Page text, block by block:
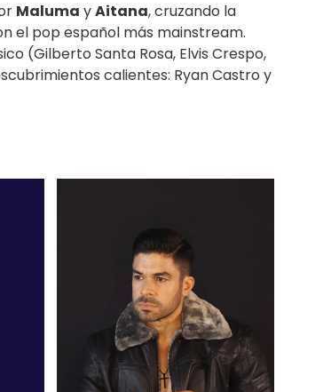
Maluma yAitana, cruzando la
el pop español más mainstream.
(Gilberto Santa Rosa, Elvis Crespo,
calientes: Ryan Castro y